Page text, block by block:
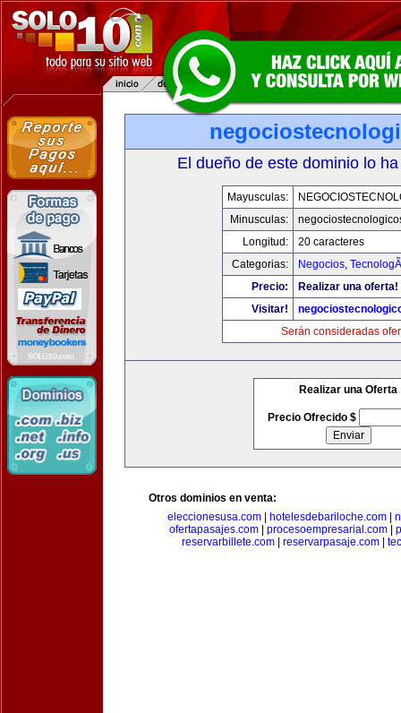
El dueño de este dominio lo
Mayusculas:
Minusculas:
Longitud:
20 caracteres
Categorias:
Negocios,
Precio:
Realizar una oferta!
Visitar!
Serán consideradas
Realizar una Oferta
Precio Ofrecido $
Otros dominios en venta:
eleccionesusa.com| hotelesdebariloche.com|
ofertapasajes.com| procesoempresarial.com|
reservarbillete.com
reservarpasaje.com